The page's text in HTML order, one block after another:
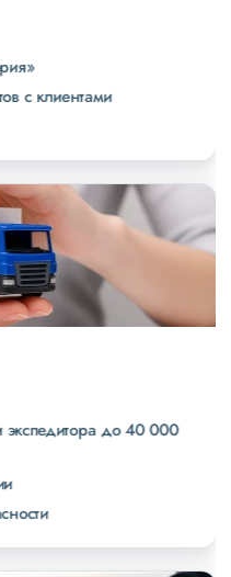
с клиентами
экспедитора до 40 000